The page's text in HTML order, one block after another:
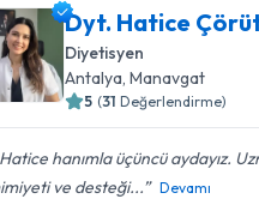
Dyt. Hatice
Diyetisyen
Antalya, Manavgat
5 (31 Değerlendirme)
hanımla üçüncü aydayız.
ve desteği...
Devamı